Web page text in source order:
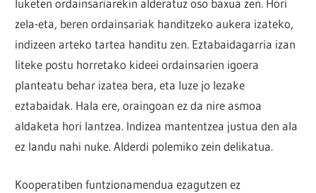
zela-eta, beren ordainsariak handitzeko aukera izateko,
indizeen arteko tartea handitu zen. Eztabaidagarria izan
liteke postu horretako kideei ordainsarien igoera
planteatu behar izatea bera, eta luze jo lezake
eztabaidak. Hala ere, oraingoan ez da nire asmoa
aldaketa hori lantzea. Indizea mantentzea justua den ala
ez landu nahi nuke. Alderdi polemiko zein delikatua.
Kooperatiben funtzionamendua ezagutzen ez